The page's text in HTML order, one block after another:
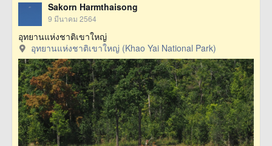
Sakorn Harmthaisong
9 มีนาคม 2564
อุทยานแห่งชาติเขาใหญ่
อุทยานแห่งชาติเขาใหญ่ (Khao Yai National Park)